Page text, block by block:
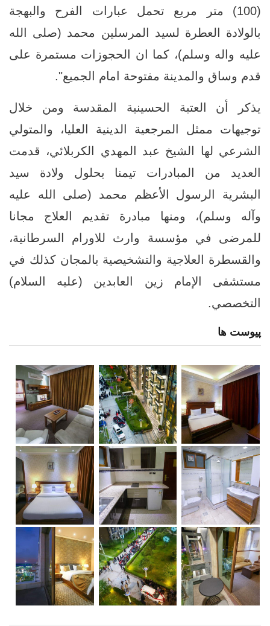
(100) متر مربع تحمل عبارات الفرح والبهجة
بالولادة العطرة لسيد المرسلين محمد (صلى الله
عليه واله وسلم)، كما ان الحجوزات مستمرة على
قدم وساق والمدينة مفتوحة امام الجميع".
يذكر أن العتبة الحسينية المقدسة ومن خلال
توجيهات ممثل المرجعية الدينية العليا، والمتولي
الشرعي لها الشيخ عبد المهدي الكربلائي، قدمت
العديد من المبادرات تيمنا بحلول ولادة سيد
البشرية الرسول الأعظم محمد (صلى الله عليه
وآله وسلم)، ومنها مبادرة تقديم العلاج مجانا
للمرضى في مؤسسة وارث للاورام السرطانية،
والقسطرة العلاجية والتشخيصية بالمجان كذلك في
مستشفى الإمام زين العابدين (عليه السلام)
التخصصي.
پیوست ها